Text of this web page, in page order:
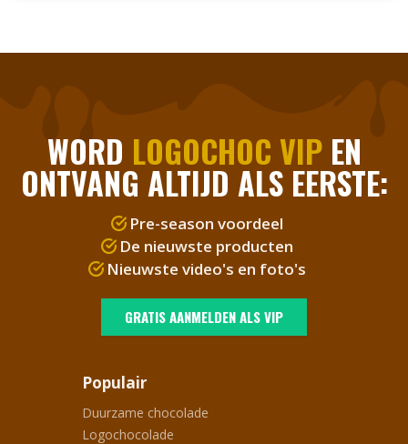
WORD LOGOCHOC VIPEN
ONTVANG ALTIJD ALS EERSTE:
Pre-season voordeel
De nieuwste producten
Nieuwste video's en foto's
GRATIS AANMELDEN ALS VIP
Populair
Duurzame chocolade
Logochocolade